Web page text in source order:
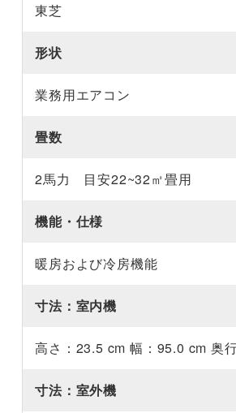
東芝
形状
業務用エアコン
畳数
2馬力 目安22~32㎡畳用
機能・仕様
暖房および冷房機能
寸法：室内機
高さ：23.5 cm 幅：95.0 cm 奥
寸法：室外機